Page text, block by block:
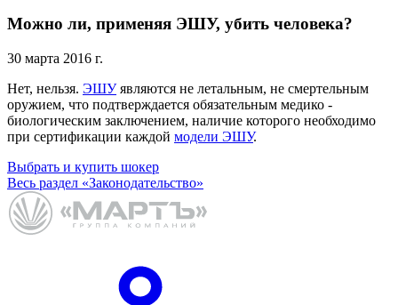
Можно ли, применяя ЭШУ, убить человека?
30 марта 2016 г.
Нет, нельзя. ЭШУявляются не летальным, не смертельным
оружием, что подтверждается обязательным медико -
биологическим заключением, наличие которого необходимо
при сертификации каждой модели ЭШУ.
Выбрать и купить шокер
Весь раздел «Законодательство»